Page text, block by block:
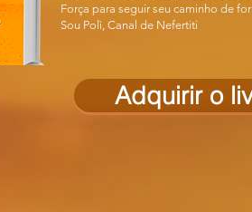
Força para seguir seu caminho de
Sou Polì, Canal de Nefertiti
Adquirir o